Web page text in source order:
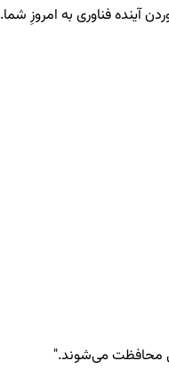
آینده فناوری به امروزِ شما.
محافظت می‌شوند."